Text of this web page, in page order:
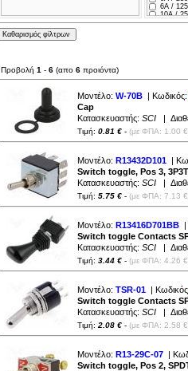
6A /
10A /
15A /
Προβολή 1 - 6 (απο 6 προιόντα)
Μοντέλο: W-70B | Κωδικός:
Cap
Κατασκευαστής: SCI |
Τιμή: 0.81 € - (με ΦΠΑ: 1.00
Μοντέλο: R13432D101 |
Switch toggle, Pos 3,
Κατασκευαστής: SCI |
Τιμή: 5.75 € - (με ΦΠΑ: 7.13
Μοντέλο: R13416D701BB |
Switch toggle Contacts
Κατασκευαστής: SCI |
Τιμή: 3.44 € - (με ΦΠΑ: 4.26
Μοντέλο: TSR-01 |
Switch toggle Contacts
Κατασκευαστής: SCI |
Τιμή: 2.08 € - (με ΦΠΑ: 2.58
Μοντέλο: R13-29C-07 |
Switch toggle, Pos 2,